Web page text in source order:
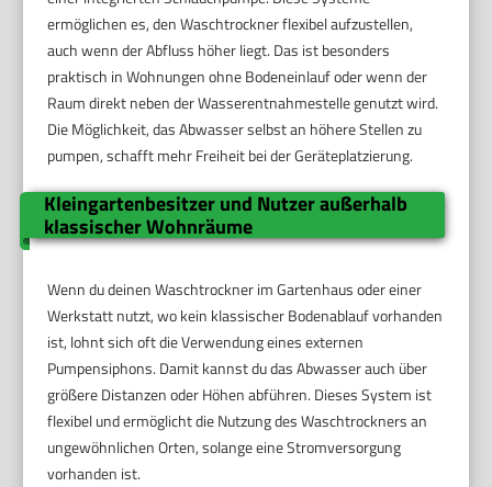
ermöglichen es, den Waschtrockner flexibel aufzustellen,
auch wenn der Abfluss höher liegt. Das ist besonders
praktisch in Wohnungen ohne Bodeneinlauf oder wenn der
Raum direkt neben der Wasserentnahmestelle genutzt wird.
Die Möglichkeit, das Abwasser selbst an höhere Stellen zu
pumpen, schafft mehr Freiheit bei der Geräteplatzierung.
Kleingartenbesitzer und Nutzer außerhalb
klassischer Wohnräume
Wenn du deinen Waschtrockner im Gartenhaus oder einer
Werkstatt nutzt, wo kein klassischer Bodenablauf vorhanden
ist, lohnt sich oft die Verwendung eines externen
Pumpensiphons. Damit kannst du das Abwasser auch über
größere Distanzen oder Höhen abführen. Dieses System ist
flexibel und ermöglicht die Nutzung des Waschtrockners an
ungewöhnlichen Orten, solange eine Stromversorgung
vorhanden ist.